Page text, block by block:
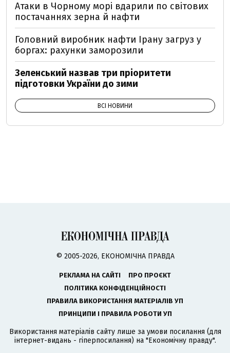
Атаки в Чорному морі вдарили по світових
постачаннях зерна й нафти
Головний виробник нафти Ірану загруз у
боргах: рахунки заморозили
Зеленський назвав три пріоритети
підготовки України до зими
ВСІ НОВИНИ
© 2005-2026, ЕКОНОМІЧНА ПРАВДА
РЕКЛАМА НА САЙТІ
ПРО ПРОЄКТ
ПОЛІТИКА КОНФІДЕНЦІЙНОСТІ
ПРАВИЛА ВИКОРИСТАННЯ МАТЕРІАЛІВ УП
ПРИНЦИПИ І ПРАВИЛА РОБОТИ УП
Використання матеріалів сайту лише за умови посилання (для
інтернет-видань - гіперпосилання) на "Економічну правду".